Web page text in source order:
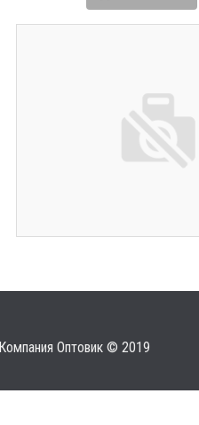
Компания Оптовик © 2019